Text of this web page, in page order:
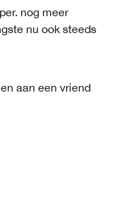
nog meer
nu ook steeds
aan een vriend